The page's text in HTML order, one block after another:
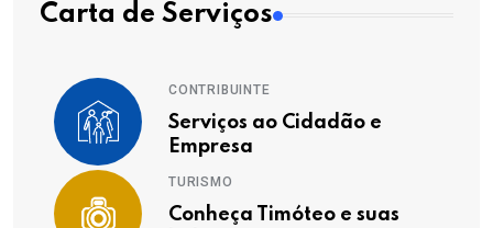
Carta de Serviços
CONTRIBUINTE
Serviços ao Cidadão e
Empresa
TURISMO
Conheça Timóteo e suas